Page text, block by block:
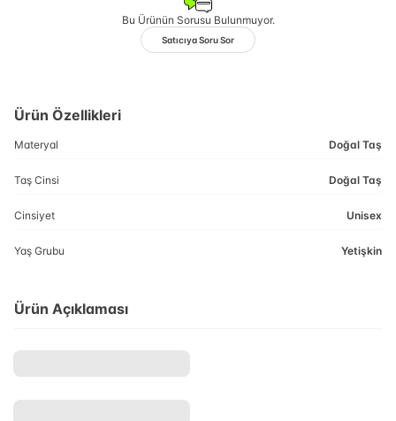
Bu Ürünün Sorusu Bulunmuyor.
Satıcıya Soru Sor
Ürün Özellikleri
Materyal Doğal Taş
Taş Cinsi Doğal Taş
Cinsiyet Unisex
Yaş Grubu Yetişkin
Ürün Açıklaması